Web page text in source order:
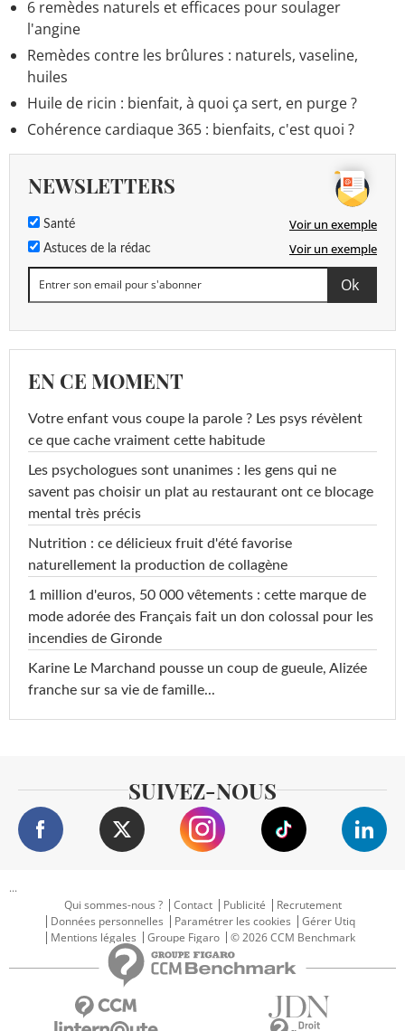
6 remèdes naturels et efficaces pour soulager
l'angine
Remèdes contre les brûlures : naturels, vaseline,
huiles
Huile de ricin : bienfait, à quoi ça sert, en purge ?
Cohérence cardiaque 365 : bienfaits, c'est quoi ?
NEWSLETTERS
Santé Voir un exemple
Astuces de la rédac Voir un exemple
EN CE MOMENT
Votre enfant vous coupe la parole ? Les psys révèlent
ce que cache vraiment cette habitude
Les psychologues sont unanimes : les gens qui ne
savent pas choisir un plat au restaurant ont ce blocage
mental très précis
Nutrition : ce délicieux fruit d'été favorise
naturellement la production de collagène
1 million d'euros, 50 000 vêtements : cette marque de
mode adorée des Français fait un don colossal pour les
incendies de Gironde
Karine Le Marchand pousse un coup de gueule, Alizée
franche sur sa vie de famille...
SUIVEZ-NOUS
...
Qui sommes-nous ?
Contact Publicité
Recrutement
Données personnelles
Paramétrer les cookies
Gérer Utiq
Mentions légales
Groupe Figaro © 2026 CCM Benchmark